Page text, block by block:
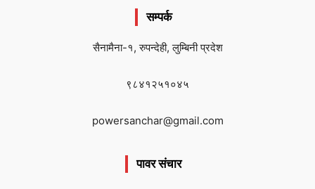
सम्पर्क
सैनामैना-१, रुपन्देही, लुम्बिनी प्रदेश
९८४१२५१०४५
powersanchar@gmail.com
पावर संचार